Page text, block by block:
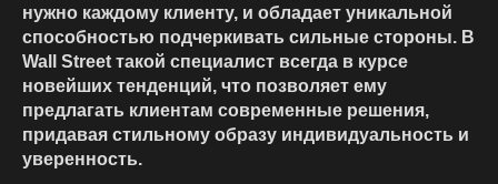
нужно каждому клиенту, и обладает уникальной
способностью подчеркивать сильные стороны. В
Wall Street такой специалист всегда в курсе
новейших тенденций, что позволяет ему
предлагать клиентам современные решения,
придавая стильному образу индивидуальность и
уверенность.